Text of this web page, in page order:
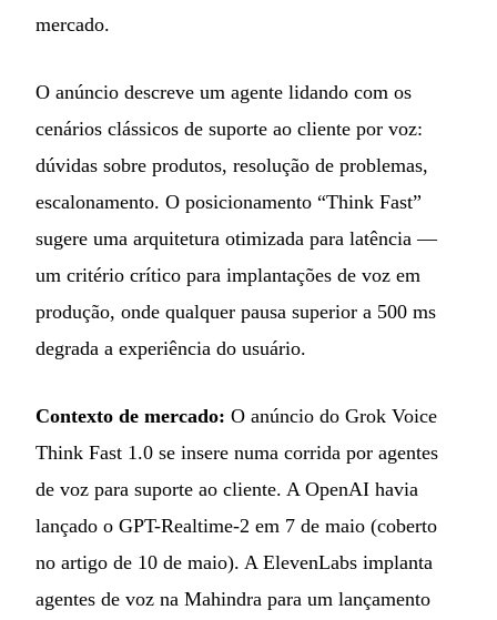
mercado.
O anúncio descreve um agente lidando com os
cenários clássicos de suporte ao cliente por voz:
dúvidas sobre produtos, resolução de problemas,
escalonamento. O posicionamento “Think Fast”
sugere uma arquitetura otimizada para latência —
um critério crítico para implantações de voz em
produção, onde qualquer pausa superior a 500 ms
degrada a experiência do usuário.
Contexto de mercado: O anúncio do Grok Voice
Think Fast 1.0 se insere numa corrida por agentes
de voz para suporte ao cliente. A OpenAI havia
lançado o GPT-Realtime-2 em 7 de maio (coberto
no artigo de 10 de maio). A ElevenLabs implanta
agentes de voz na Mahindra para um lançamento